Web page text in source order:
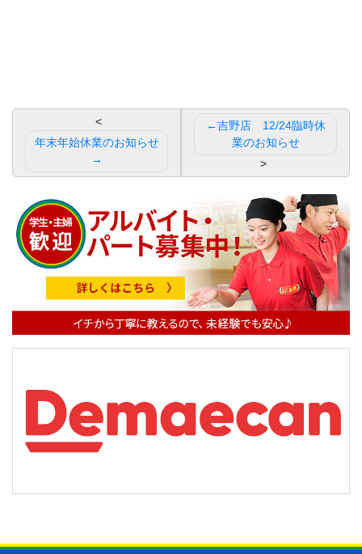
ゲ
ー
シ
ン
吉野店 12/24臨時休
業のお知らせ
年末年始休業のお知らせ